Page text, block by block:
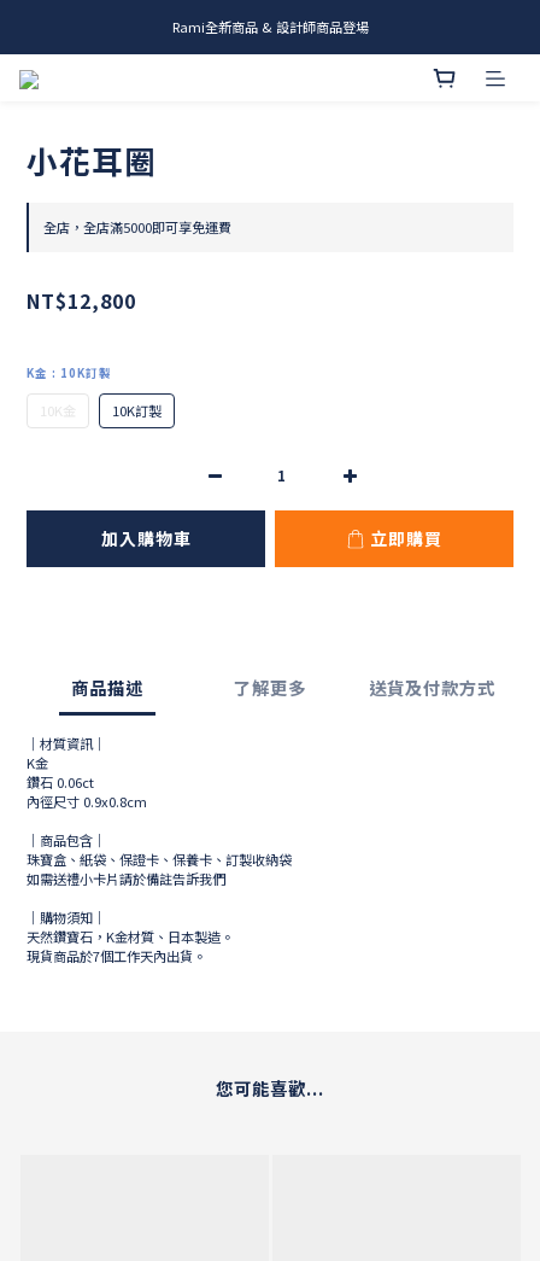
me.ie & A-Y2 新發售
Rami全新商品 & 設計師商品登場
小花耳圈
全店，全店滿5000即可享免運費
NT$12,800
K金 : 10K訂製
10K金 10K訂製
加入購物車 立即購買
商品描述 了解更多 送貨及付款方式
｜材質資訊｜
K金
鑽石 0.06ct
內徑尺寸 0.9x0.8cm
｜商品包含｜
珠寶盒、紙袋、保證卡、保養卡、訂製收納袋
如需送禮小卡片請於備註告訴我們
｜購物須知｜
天然鑽寶石，K金材質、日本製造。
現貨商品於7個工作天內出貨。
您可能喜歡...